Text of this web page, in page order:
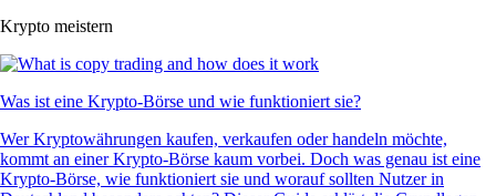
Krypto meistern
Was ist eine Krypto-Börse und wie funktioniert sie?
Wer Kryptowährungen kaufen, verkaufen oder handeln möchte,
kommt an einer Krypto-Börse kaum vorbei. Doch was genau ist eine
Krypto-Börse, wie funktioniert sie und worauf sollten Nutzer in